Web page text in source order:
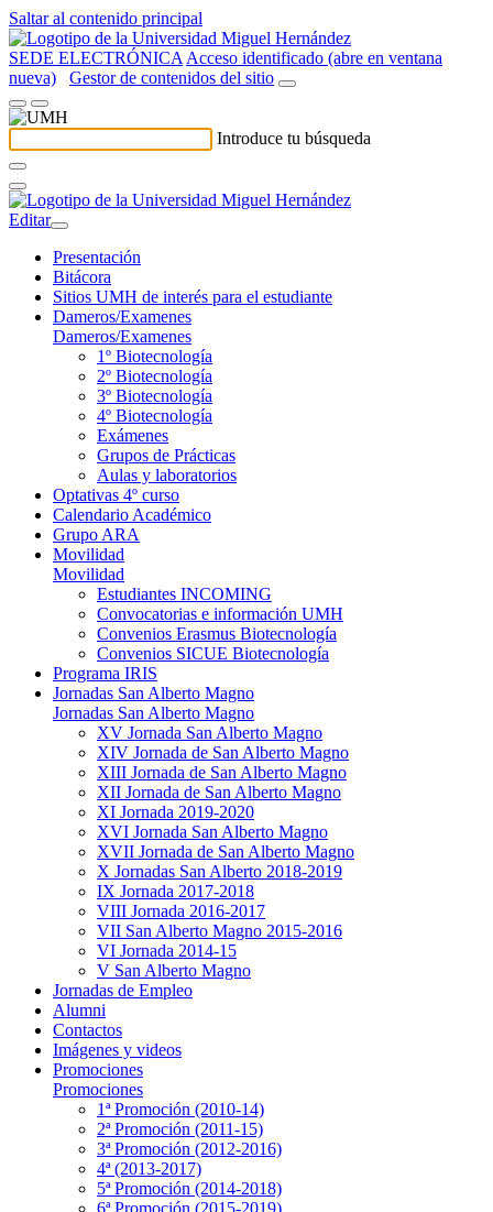
Saltar al contenido principal
SEDE ELECTRÓNICA Acceso identificado (abre en ventana
nueva)
Gestor de contenidos del sitio
Introduce tu búsqueda
Editar
Presentación
Bitácora
Sitios UMH de interés para el estudiante
Dameros/Examenes
Dameros/Examenes
1º Biotecnología
2º Biotecnología
3º Biotecnología
4º Biotecnología
Exámenes
Grupos de Prácticas
Aulas y laboratorios
Optativas 4º curso
Calendario Académico
Grupo ARA
Movilidad
Movilidad
Estudiantes INCOMING
Convocatorias e información UMH
Convenios Erasmus Biotecnología
Convenios SICUE Biotecnología
Programa IRIS
Jornadas San Alberto Magno
Jornadas San Alberto Magno
XV Jornada San Alberto Magno
XIV Jornada de San Alberto Magno
XIII Jornada de San Alberto Magno
XII Jornada de San Alberto Magno
XI Jornada 2019-2020
XVI Jornada San Alberto Magno
XVII Jornada de San Alberto Magno
X Jornadas San Alberto 2018-2019
IX Jornada 2017-2018
VIII Jornada 2016-2017
VII San Alberto Magno 2015-2016
VI Jornada 2014-15
V San Alberto Magno
Jornadas de Empleo
Alumni
Contactos
Imágenes y videos
Promociones
Promociones
1ª Promoción (2010-14)
2ª Promoción (2011-15)
3ª Promoción (2012-2016)
4ª (2013-2017)
5ª Promoción (2014-2018)
6ª Promoción (2015-2019)